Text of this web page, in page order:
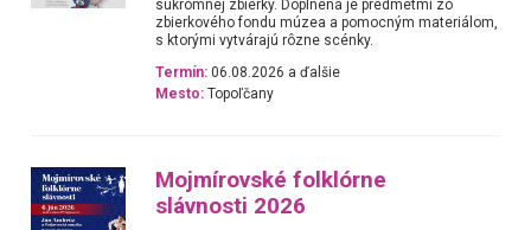
súkromnej zbierky. Doplnená je predmetmi zo
zbierkového fondu múzea a pomocným materiálom,
s ktorými vytvárajú rôzne scénky.
Termín: 06.08.2026 a ďalšie
Mesto: Topoľčany
Mojmírovské folklórne
slávnosti 2026